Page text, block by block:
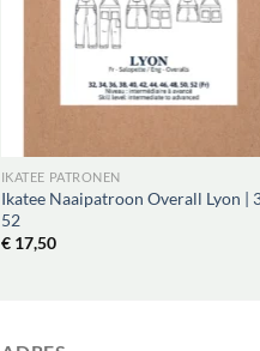
IKATEE PATRONEN
Ikatee Naaipatroon Overall Lyon |
52
€17,50